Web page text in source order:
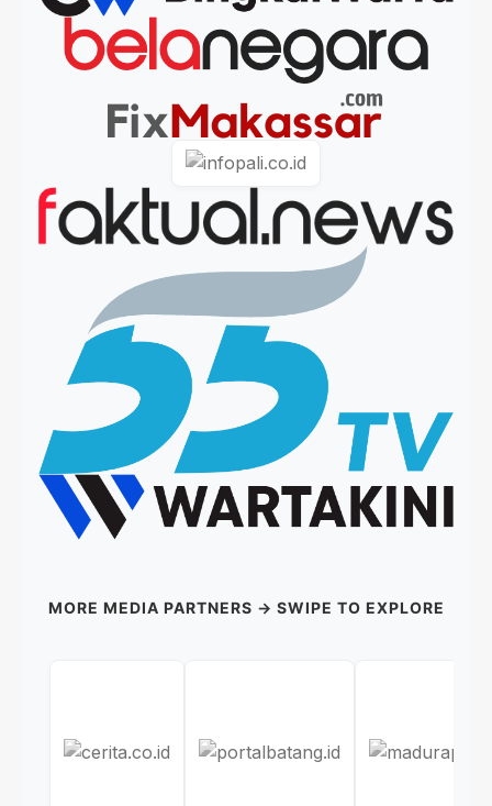
MORE MEDIA PARTNERS → SWIPE TO EXPLORE